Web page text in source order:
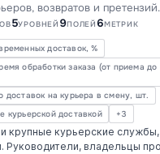
возвратов и
и повышения
5УРОВНЕЙ 9ПОЛЕЙ6МЕТРИК
доставок, %
обработки заказа (от приема до
доставок на курьера в смену, шт.
курьерской доставкой
+3
крупные курьерские службы,
Руководители, владельцы